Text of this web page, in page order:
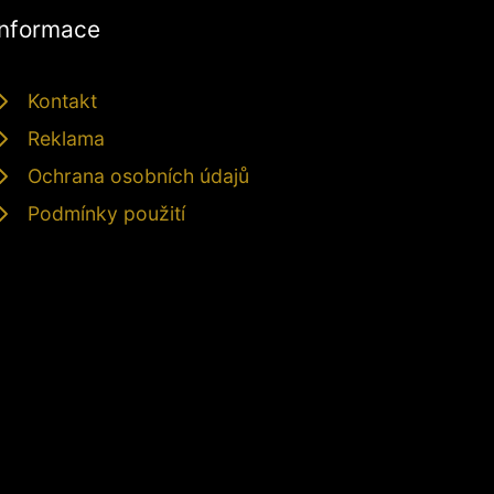
Kontakt
Reklama
Ochrana osobních údajů
Podmínky použití